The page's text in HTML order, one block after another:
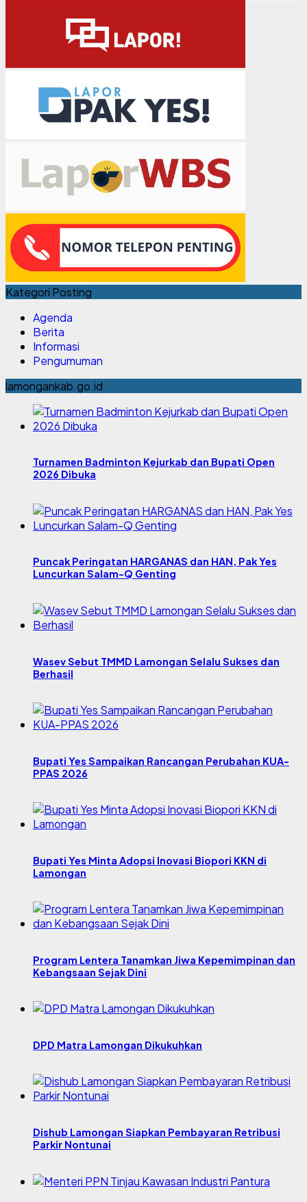
Kategori Posting
Agenda
Berita
Informasi
Pengumuman
lamongankab.go.id
Turnamen Badminton Kejurkab dan Bupati Open
2026 Dibuka
Puncak Peringatan HARGANAS dan HAN, Pak Yes
Luncurkan Salam-Q Genting
Wasev Sebut TMMD Lamongan Selalu Sukses dan
Berhasil
Bupati Yes Sampaikan Rancangan Perubahan KUA-
PPAS 2026
Bupati Yes Minta Adopsi Inovasi Biopori KKN di
Lamongan
Program Lentera Tanamkan Jiwa Kepemimpinan dan
Kebangsaan Sejak Dini
DPD Matra Lamongan Dikukuhkan
Dishub Lamongan Siapkan Pembayaran Retribusi
Parkir Nontunai